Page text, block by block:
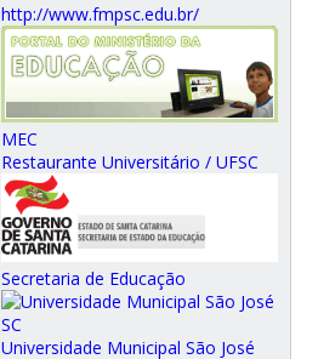
http://www.fmpsc.edu.br/
MEC
Restaurante Universitário / UFSC
Secretaria de Educação
Universidade Municipal São José